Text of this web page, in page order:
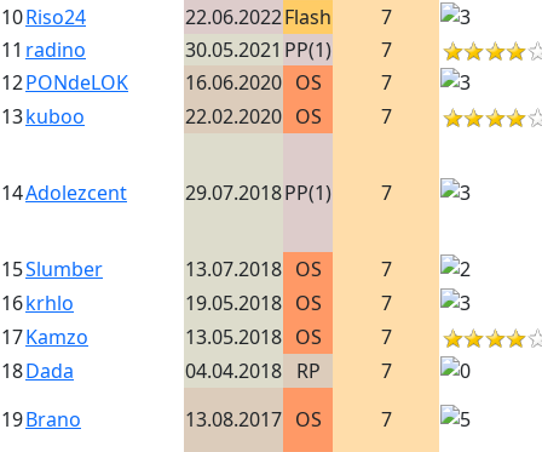
10Riso24 22.06.2022Flash
7
11 radino 30.05.2021 PP(1)
7
12PONdeLOK 16.06.2020 OS
7
13kuboo 22.02.2020 OS 7
14Adolezcent 29.07.2018PP(1) 7
15Slumber 13.07.2018 OS
7
16krhlo 19.05.2018 OS
7
17Kamzo 13.05.2018 OS
7
18Dada 04.04.2018 RP
7
19Brano 13.08.2017 OS
7